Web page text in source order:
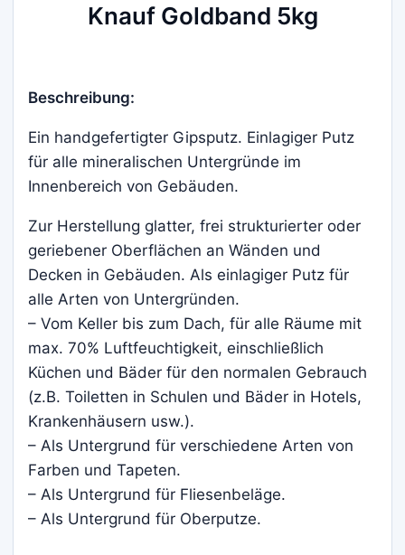
Knauf Goldband 5kg
Beschreibung:
Ein handgefertigter Gipsputz. Einlagiger Putz
für alle mineralischen Untergründe im
Innenbereich von Gebäuden.
Zur Herstellung glatter, frei strukturierter oder
geriebener Oberflächen an Wänden und
Decken in Gebäuden. Als einlagiger Putz für
alle Arten von Untergründen.
– Vom Keller bis zum Dach, für alle Räume mit
max. 70% Luftfeuchtigkeit, einschließlich
Küchen und Bäder für den normalen Gebrauch
(z.B. Toiletten in Schulen und Bäder in Hotels,
Krankenhäusern usw.).
– Als Untergrund für verschiedene Arten von
Farben und Tapeten.
– Als Untergrund für Fliesenbeläge.
– Als Untergrund für Oberputze.